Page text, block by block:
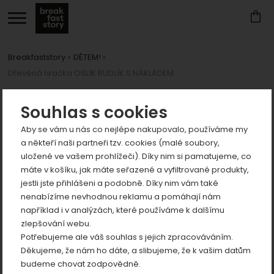
Souhlas s cookies
Aby se vám u nás co nejlépe nakupovalo, používáme my
a někteří naši partneři tzv. cookies (malé soubory,
uložené ve vašem prohlížeči). Díky nim si pamatujeme, co
máte v košíku, jak máte seřazené a vyfiltrované produkty,
jestli jste přihlášeni a podobně. Díky nim vám také
nenabízíme nevhodnou reklamu a pomáhají nám
například i v analýzách, které používáme k dalšímu
zlepšování webu.
Potřebujeme ale váš souhlas s jejich zpracováváním.
Děkujeme, že nám ho dáte, a slibujeme, že k vašim datům
budeme chovat zodpovědně.
Breakfaststory
DĚTEM!
Fotografie
předchozí
Zobrazit
Zobrazit
Zobrazit
Zobrazit